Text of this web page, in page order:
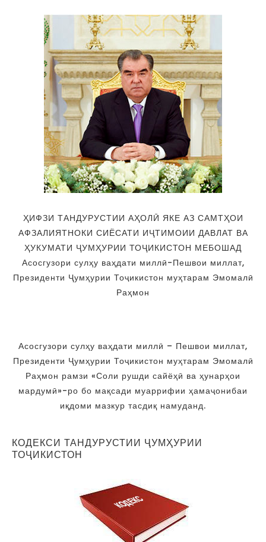
ҲИФЗИ ТАНДУРУСТИИ АҲОЛӢ ЯКЕ АЗ САМТҲОИ
АФЗАЛИЯТНОКИ СИЁСАТИ ИҶТИМОИИ ДАВЛАТ ВА
ҲУКУМАТИ ҶУМҲУРИИ ТОҶИКИСТОН МЕБОШАД
Асосгузори сулҳу ваҳдати миллӣ-Пешвои миллат,
Президенти Ҷумҳурии Тоҷикистон муҳтарам Эмомалӣ
Раҳмон
Асосгузори сулҳу ваҳдати миллӣ – Пешвои миллат,
Президенти Ҷумҳурии Тоҷикистон муҳтарам Эмомалӣ
Раҳмон рамзи «Соли рушди сайёҳӣ ва ҳунарҳои
мардумӣ»-ро бо мақсади муаррифии ҳамаҷонибаи
иқдоми мазкур тасдиқ намуданд.
КОДЕКСИ ТАНДУРУСТИИ ҶУМҲУРИИ
ТОҶИКИСТОН